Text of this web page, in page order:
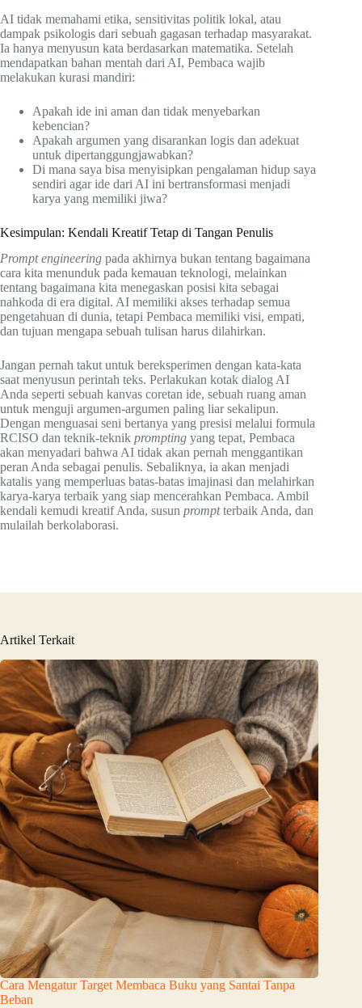
AI tidak memahami etika, sensitivitas politik lokal, atau
dampak psikologis dari sebuah gagasan terhadap masyarakat.
Ia hanya menyusun kata berdasarkan matematika. Setelah
mendapatkan bahan mentah dari AI, Pembaca wajib
melakukan kurasi mandiri:
Apakah ide ini aman dan tidak menyebarkan
kebencian?
Apakah argumen yang disarankan logis dan adekuat
untuk dipertanggungjawabkan?
Di mana saya bisa menyisipkan pengalaman hidup saya
sendiri agar ide dari AI ini bertransformasi menjadi
karya yang memiliki jiwa?
Kesimpulan: Kendali Kreatif Tetap di Tangan Penulis
Prompt engineering pada akhirnya bukan tentang bagaimana
cara kita menunduk pada kemauan teknologi, melainkan
tentang bagaimana kita menegaskan posisi kita sebagai
nahkoda di era digital. AI memiliki akses terhadap semua
pengetahuan di dunia, tetapi Pembaca memiliki visi, empati,
dan tujuan mengapa sebuah tulisan harus dilahirkan.
Jangan pernah takut untuk bereksperimen dengan kata-kata
saat menyusun perintah teks. Perlakukan kotak dialog AI
Anda seperti sebuah kanvas coretan ide, sebuah ruang aman
untuk menguji argumen-argumen paling liar sekalipun.
Dengan menguasai seni bertanya yang presisi melalui formula
RCISO dan teknik-teknik prompting yang tepat, Pembaca
akan menyadari bahwa AI tidak akan pernah menggantikan
peran Anda sebagai penulis. Sebaliknya, ia akan menjadi
katalis yang memperluas batas-batas imajinasi dan melahirkan
karya-karya terbaik yang siap mencerahkan Pembaca. Ambil
kendali kemudi kreatif Anda, susun promptterbaik Anda, dan
mulailah berkolaborasi.
Artikel Terkait
Cara Mengatur Target Membaca Buku yang Santai Tanpa
Beban